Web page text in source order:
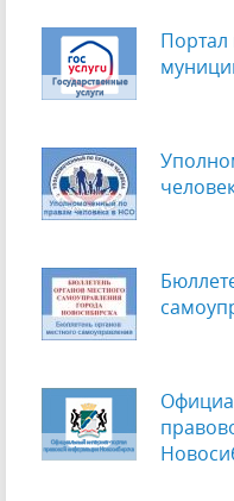
Портал